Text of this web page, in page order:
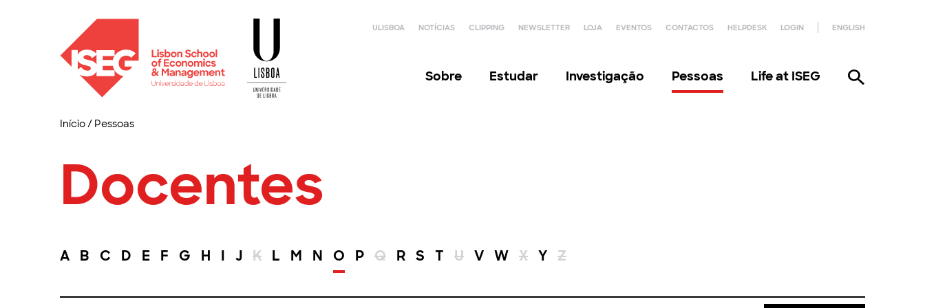
ULISBOA NOTÍCIAS CLIPPING NEWSLETTER LOJA EVENTOS CONTACTOS HELPDESK LOGIN ENGLISH
Sobre Estudar Investigação Pessoas Life at ISEG
Início/ Pessoas
Docentes
A B C D E F G H I J K L M N O P Q R S T U V W X Y Z